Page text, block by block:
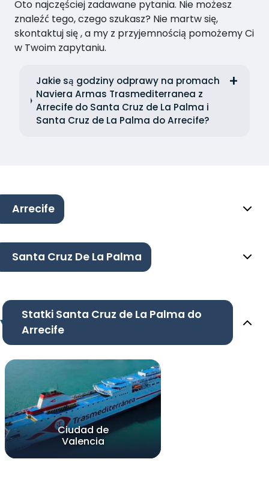
Oto najczęściej zadawane pytania. Nie możesz
znaleźć tego, czego szukasz? Nie martw się,
skontaktuj się , a my z przyjemnością pomożemy Ci
w Twoim zapytaniu.
Jakie są godziny odprawy na promach
Naviera Armas Trasmediterranea z
Arrecife do Santa Cruz de La Palma i
Santa Cruz de La Palma do Arrecife?
Arrecife
Santa Cruz De La Palma
Statki Santa Cruz de La Palma do
Arrecife
Ciudad de
Valencia